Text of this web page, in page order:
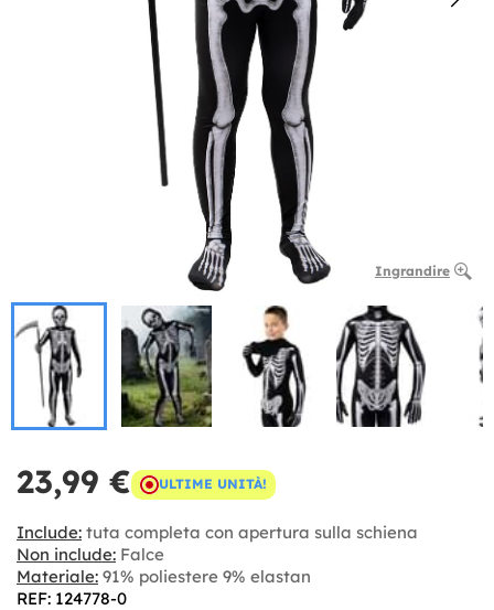
Ingrandire
23,99 € ULTIME UNITÀ!
Include: tuta completa con apertura sulla schiena
Non include: Falce
Materiale: 91% poliestere 9% elastan
REF: 124778-0